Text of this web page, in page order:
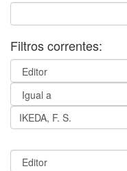
Filtros correntes: